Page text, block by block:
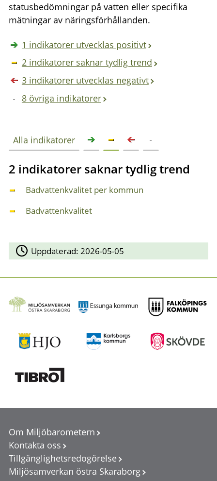
statusbedömningar på vatten eller specifika
mätningar av näringsförhållanden.
1 indikatorer utvecklas positivt
2 indikatorer saknar tydlig trend
3 indikatorer utvecklas negativt
8 övriga indikatorer
Alla indikatorer
2 indikatorer saknar tydlig trend
Badvattenkvalitet per kommun
Badvattenkvalitet
Uppdaterad:2026-05-05
Om Miljöbarometern
Kontakta oss
Tillgänglighetsredogörelse
Miljösamverkan östra Skaraborg